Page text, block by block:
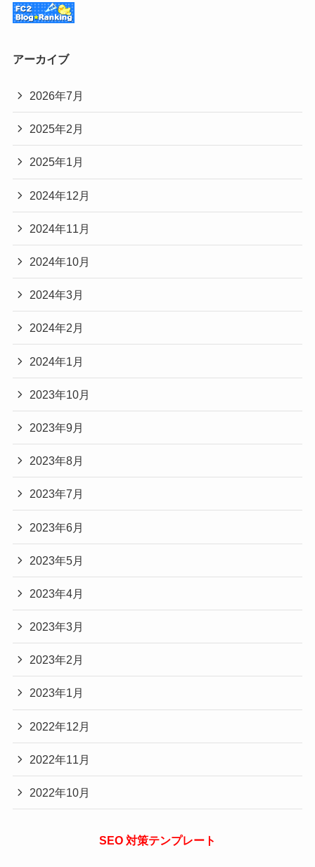
アーカイブ
2026年7月
2025年2月
2025年1月
2024年12月
2024年11月
2024年10月
2024年3月
2024年2月
2024年1月
2023年10月
2023年9月
2023年8月
2023年7月
2023年6月
2023年5月
2023年4月
2023年3月
2023年2月
2023年1月
2022年12月
2022年11月
2022年10月
SEO 対策テンプレート